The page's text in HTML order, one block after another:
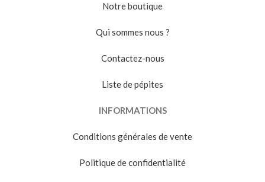
Notre boutique
Qui sommes nous ?
Contactez-nous
Liste de pépites
INFORMATIONS
Conditions générales de vente
Politique de confidentialité